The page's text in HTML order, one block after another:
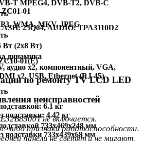
T MPEG4, DVB-T2, DVB-C
WMA, MKV, JPEG
Вт (2х8 Вт)
динамика
аудио x2, компонентный, VGA,
x2, USB, Ethernet (RJ-45)
6.1 кг
подставки: 4.42 кг
733x469x248 мм
подставки 733x439x68 мм
01
25Q64, AUDIO: TPA3110D2
01(E)
по ремонту TV LCD LED
неисправностей
не включается.
либо признаки работоспособности.
панели не светят и не мигают,